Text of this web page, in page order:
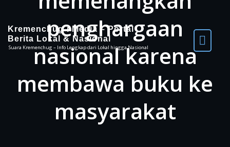
Kremenchug-i Media – Portal
Berita Lokal & Nasional
Suara Kremenchug – Info Lengkap dari Lokal hingga Nasional
penghargaan
nasional karena
membawa buku ke
masyarakat